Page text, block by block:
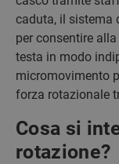
caduta, il sistema
per consentire
testa in modo
micromovimento
forza rotazionale
Cosa si
rotazione?